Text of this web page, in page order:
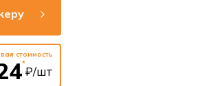
стоимость
*
₽/шт